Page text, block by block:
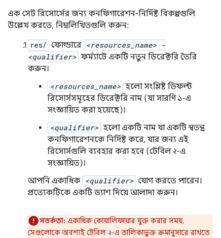
এক সেট রিসোর্সের জন্য কনফিগারেশন-নির্দিষ্ট বিকল্পগুলি
উল্লেখ করতে, নিম্নলিখিতগুলি করুন:
res/ ফোল্ডারে <resources_name> -
<qualifier> ফর্ম্যাটে একটি নতুন ডিরেক্টরি তৈরি
করুন।
<resources_name> হলো সংশ্লিষ্ট ডিফল্ট
রিসোর্সসমূহের ডিরেক্টরি নাম (যা সারণি ১-এ
সংজ্ঞায়িত করা হয়েছে)।
<qualifier> হলো একটি নাম যা একটি স্বতন্ত্র
কনফিগারেশনকে নির্দিষ্ট করে, যার জন্য এই
রিসোর্সগুলি ব্যবহার করা হবে (টেবিল ২-এ
সংজ্ঞায়িত)।
আপনি একাধিক <qualifier> যোগ করতে পারেন।
প্রত্যেকটিকে একটি ড্যাশ দিয়ে আলাদা করুন।
সতর্কতা: একাধিক কোয়ালিফায়ার যুক্ত করার সময়,
সেগুলোকে অবশ্যই টেবিল ২-এ তালিকাভুক্ত ক্রমানুসারে রাখতে